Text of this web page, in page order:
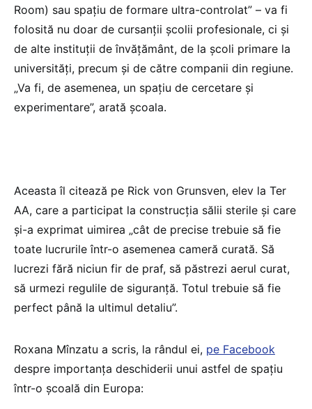
Room) sau spațiu de formare ultra-controlat” – va fi
folosită nu doar de cursanții școlii profesionale, ci și
de alte instituții de învățământ, de la școli primare la
universități, precum și de către companii din regiune.
„Va fi, de asemenea, un spațiu de cercetare și
experimentare”, arată școala.
Aceasta îl citează pe Rick von Grunsven, elev la Ter
AA, care a participat la construcția sălii sterile și care
și-a exprimat uimirea „cât de precise trebuie să fie
toate lucrurile într-o asemenea cameră curată. Să
lucrezi fără niciun fir de praf, să păstrezi aerul curat,
să urmezi regulile de siguranță. Totul trebuie să fie
perfect până la ultimul detaliu”.
Roxana Mînzatu a scris, la rândul ei, pe Facebook
despre importanța deschiderii unui astfel de spațiu
într-o școală din Europa: